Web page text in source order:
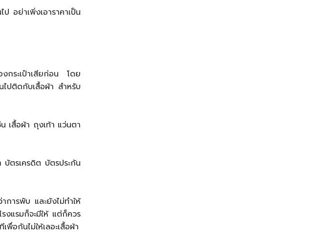
อย่าเพิ่งเอาราคาเป็น
กระเป๋าเสียก่อน โดย
ปติดกับเสื้อผ้า สำหรับ
เสื้อผ้า ถุงเท้า แว่นตา
บัตรเครดิต บัตรประกัน
าการพับ และยังไม่ทำให้
แรมก็จะมีให้ แต่ก็ควร
พื่อกันไม่ให้เลอะเสื้อผ้า